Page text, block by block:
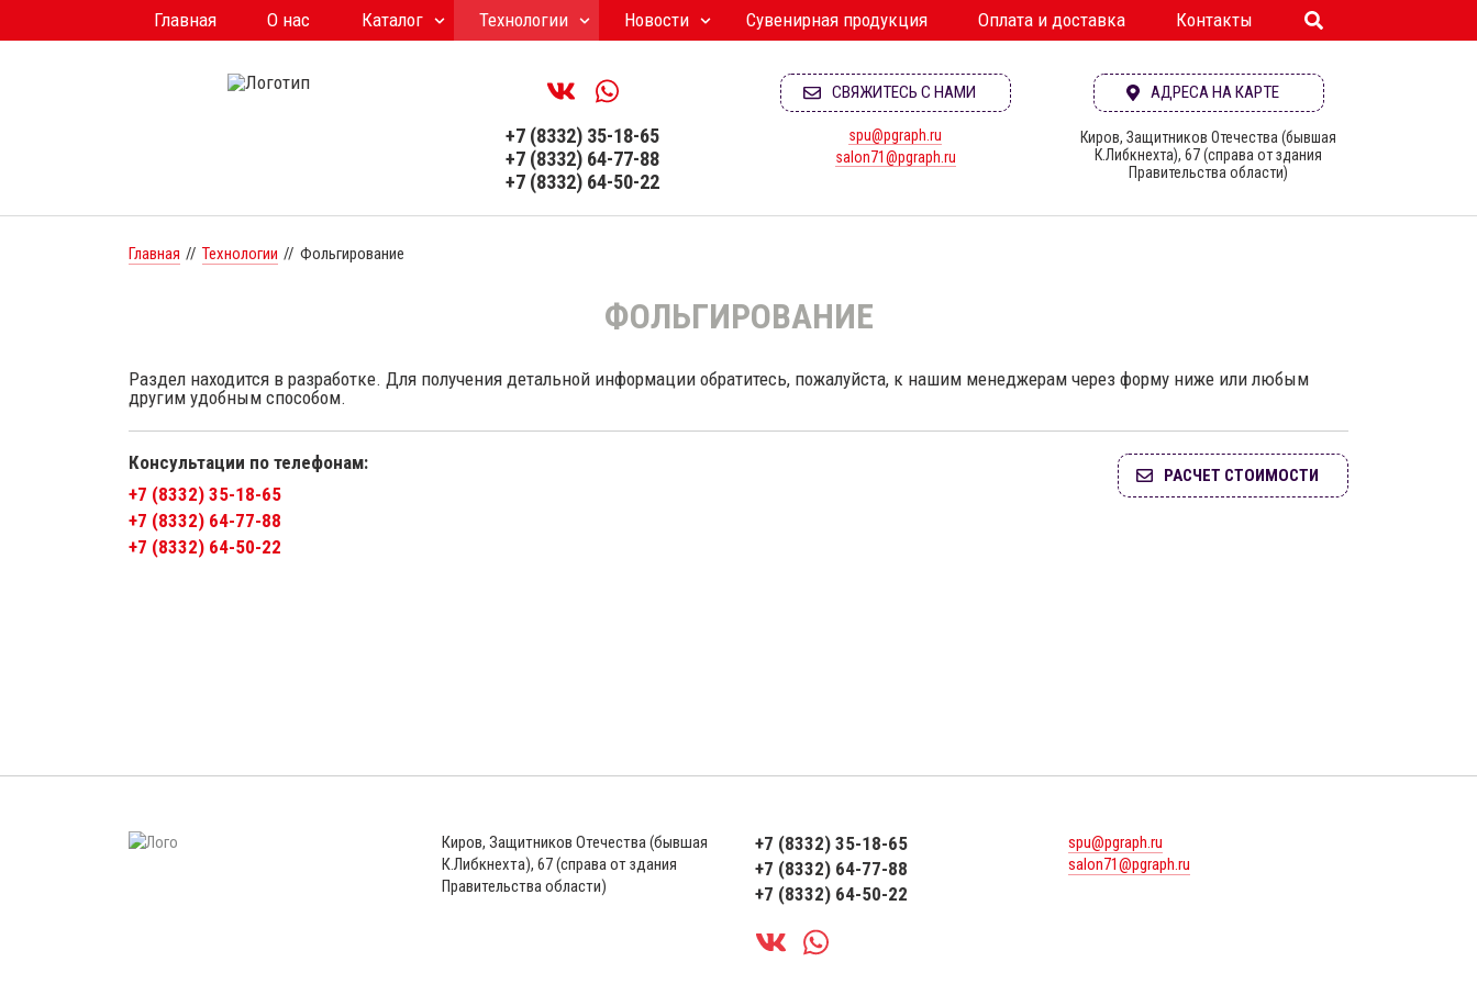
Главная О нас Каталог Технологии Новости Сувенирная продукция Оплата и доставка Контакты
+7 (8332) 35-18-65
+7 (8332) 64-77-88
+7 (8332) 64-50-22
СВЯЖИТЕСЬ С НАМИ
spu@pgraph.ru
salon71@pgraph.ru
АДРЕСА НА КАРТЕ
Киров, Защитников Отечества (бывшая
К.Либкнехта), 67 (справа от здания
Правительства области)
Главная // Технологии // Фольгирование
ФОЛЬГИРОВАНИЕ
Раздел находится в разработке. Для получения детальной информации обратитесь, пожалуйста, к нашим менеджерам через форму ниже или любым
другим удобным способом.
Консультации по телефонам:
+7 (8332) 35-18-65
+7 (8332) 64-77-88
+7 (8332) 64-50-22
РАСЧЕТ СТОИМОСТИ
Киров, Защитников Отечества (бывшая
К.Либкнехта), 67 (справа от здания
Правительства области)
+7 (8332) 35-18-65
+7 (8332) 64-77-88
+7 (8332) 64-50-22
spu@pgraph.ru
salon71@pgraph.ru